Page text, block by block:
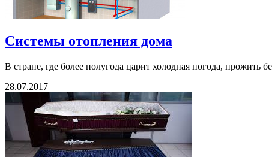
Системы отопления дома
В стране, где более полугода царит холодная погода, прожить
28.07.2017